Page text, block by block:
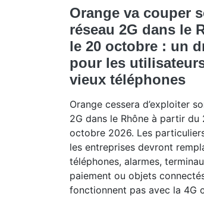
Orange va couper
réseau 2G dans le
le 20 octobre : un
pour les
vieux téléphones
Orange cessera d’exploiter
2G dans le Rhône à partir du
octobre 2026. Les
les entreprises devront
téléphones, alarmes,
paiement ou objets
fonctionnent pas avec la 4G